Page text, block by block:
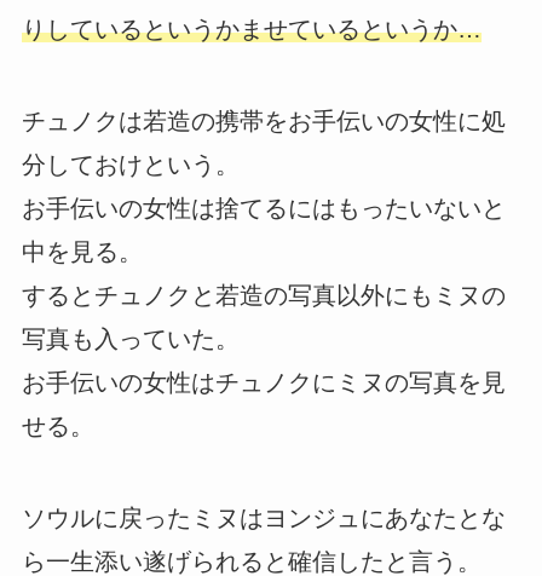
りしているというかませているというか…
チュノクは若造の携帯をお手伝いの女性に処
分しておけという。
お手伝いの女性は捨てるにはもったいないと
中を見る。
するとチュノクと若造の写真以外にもミヌの
写真も入っていた。
お手伝いの女性はチュノクにミヌの写真を見
せる。
ソウルに戻ったミヌはヨンジュにあなたとな
ら一生添い遂げられると確信したと言う。